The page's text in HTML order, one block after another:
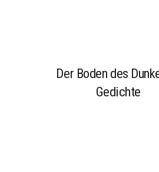
Der Boden des
Gedichte